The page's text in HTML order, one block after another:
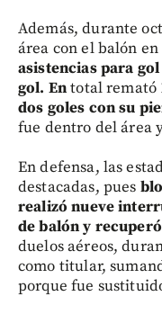
Además, durante
área con el balón
asistencias para
gol. Entotal remató
dos goles con su
fue dentro del área
En defensa, las
destacadas, pues
realizó nueve
de balón y
duelos aéreos,
como titular,
porque fue